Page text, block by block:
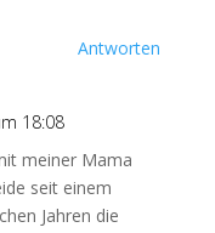
Antworten
18:08
meiner Mama
seit einem
Jahren die